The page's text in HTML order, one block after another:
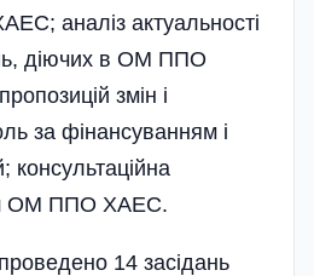
аналіз актуальності
діючих в ОМ ППО
змін і
за фінансуванням і
консультаційна
ОМ ППО ХАЕС.
14 засідань